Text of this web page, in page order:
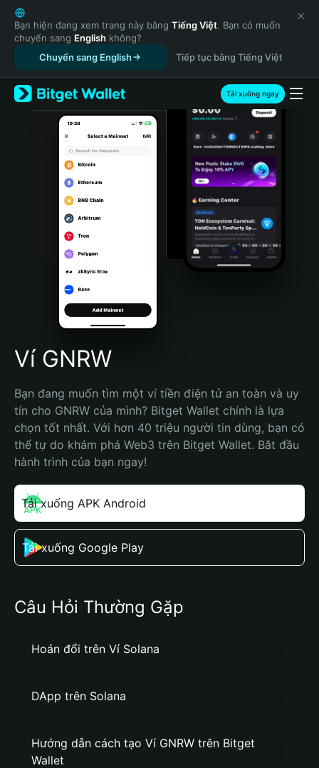
English
日本語
Tiếng Việt
Русский
Español (Latinoamérica)
Türkçe
Italiano
Português (Portugal)
Bahasa Indonesia
Português (Brasil)
Español (Argentina)
Bạn hiện đang xem trang này bằng Tiếng Việt. Bạn có muốn
chuyển sang English không?
Chuyển sang English
Tiếp tục bằng Tiếng Việt
Tải xuống ngay
Ví GNRW
Bạn đang muốn tìm một ví tiền điện tử an toàn và uy
tín cho GNRW của mình? Bitget Wallet chính là lựa
chọn tốt nhất. Với hơn 40 triệu người tin dùng, bạn có
thể tự do khám phá Web3 trên Bitget Wallet. Bắt đầu
hành trình của bạn ngay!
Tải xuống APK Android
Tải xuống Google Play
Câu Hỏi Thường Gặp
Hoán đổi trên Ví Solana
DApp trên Solana
Hướng dẫn cách tạo Ví GNRW trên Bitget
Wallet